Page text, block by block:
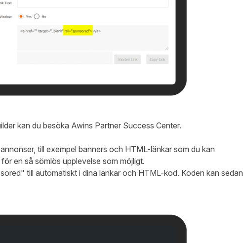
kan du besöka Awins Partner Success Center.
till exempel banners och HTML-länkar som du kan
en så sömlös upplevelse som möjligt.
till automatiskt i dina länkar och HTML-kod. Koden kan sedan